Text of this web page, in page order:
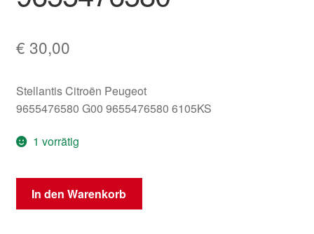
€ 30,00
Stellantis Citroën Peugeot
9655476580 G00 9655476580 6105KS
1 vorrätig
Tachometer
Peugeot
In den Warenkorb